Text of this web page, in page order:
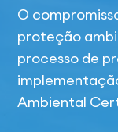
O
proteção
processo de
Ambiental